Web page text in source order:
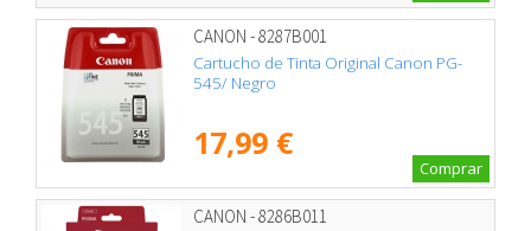
CANON - 8287B001
Cartucho de Tinta Original Canon PG-
545/ Negro
17,99 €
Comprar
CANON - 8286B011